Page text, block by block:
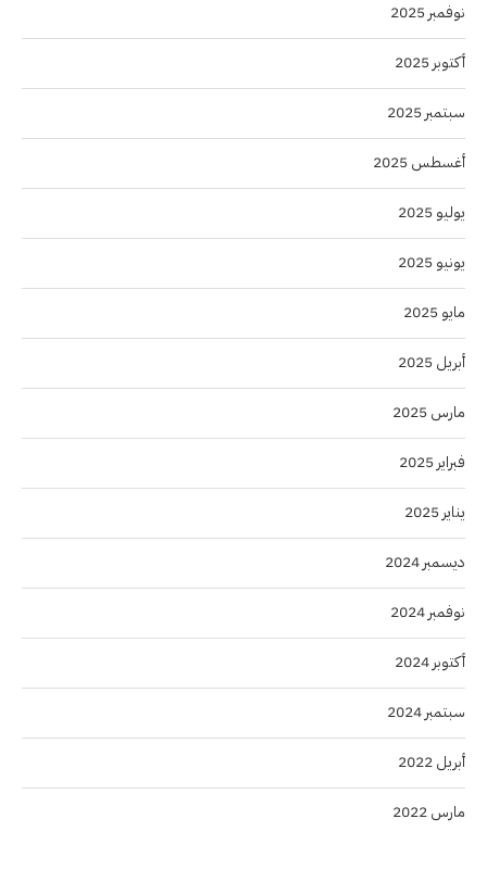
نوفمبر 2025
أكتوبر 2025
سبتمبر 2025
أغسطس 2025
يوليو 2025
يونيو 2025
مايو 2025
أبريل 2025
مارس 2025
فبراير 2025
يناير 2025
ديسمبر 2024
نوفمبر 2024
أكتوبر 2024
سبتمبر 2024
أبريل 2022
مارس 2022